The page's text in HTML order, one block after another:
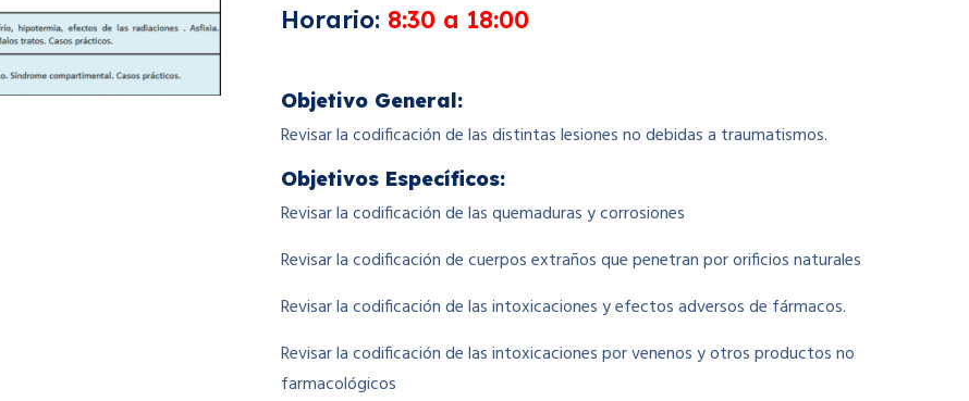
Horario: 8:30 a 18:00
Objetivo General:
Revisar la codificación de las distintas lesiones no debidas a traumatismos.
Objetivos Específicos:
Revisar la codificación de las quemaduras y corrosiones
Revisar la codificación de cuerpos extraños que penetran por orificios naturales
Revisar la codificación de las intoxicaciones y efectos adversos de fármacos.
Revisar la codificación de las intoxicaciones por venenos y otros productos no
farmacológicos